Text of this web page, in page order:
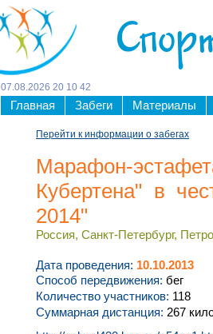
07 08 2026 20 10 42
Главная Забеги Материалы
Перейти к информации о забегах
Марафон-
Кубертена" в
2014"
Россия, Санкт-Петербург,
Дата проведения: 10.10.2013
Способ передвижения: бег
Количество участников: 118
Суммарная дистанция: 267